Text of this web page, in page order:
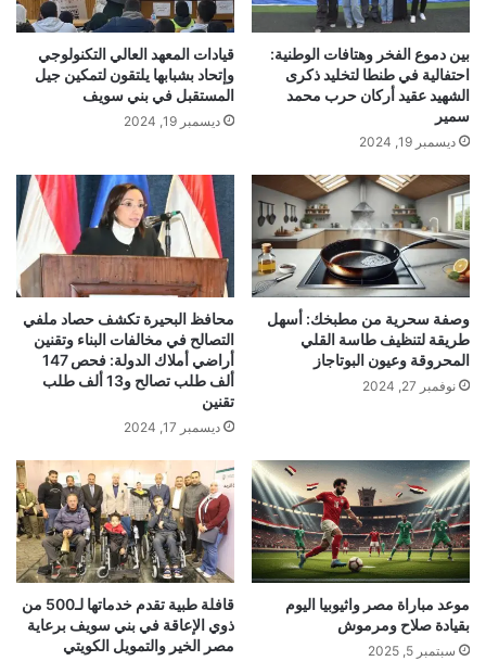
بين دموع الفخر وهتافات الوطنية:
احتفالية في طنطا لتخليد ذكرى
الشهيد عقيد أركان حرب محمد
سمير
ديسمبر 19, 2024
قيادات المعهد العالي التكنولوجي
وإتحاد بشبابها يلتقون لتمكين جيل
المستقبل في بني سويف
ديسمبر 19, 2024
وصفة سحرية من مطبخك: أسهل
طريقة لتنظيف طاسة القلي
المحروقة وعيون البوتاجاز
نوفمبر 27, 2024
محافظ البحيرة تكشف حصاد ملفي
التصالح في مخالفات البناء وتقنين
أراضي أملاك الدولة: فحص 147
ألف طلب تصالح و13 ألف طلب
تقنين
ديسمبر 17, 2024
موعد مباراة مصر واثيوبيا اليوم
بقيادة صلاح ومرموش
سبتمبر 5, 2025
قافلة طبية تقدم خدماتها لـ500 من
ذوي الإعاقة في بني سويف برعاية
مصر الخير والتمويل الكويتي